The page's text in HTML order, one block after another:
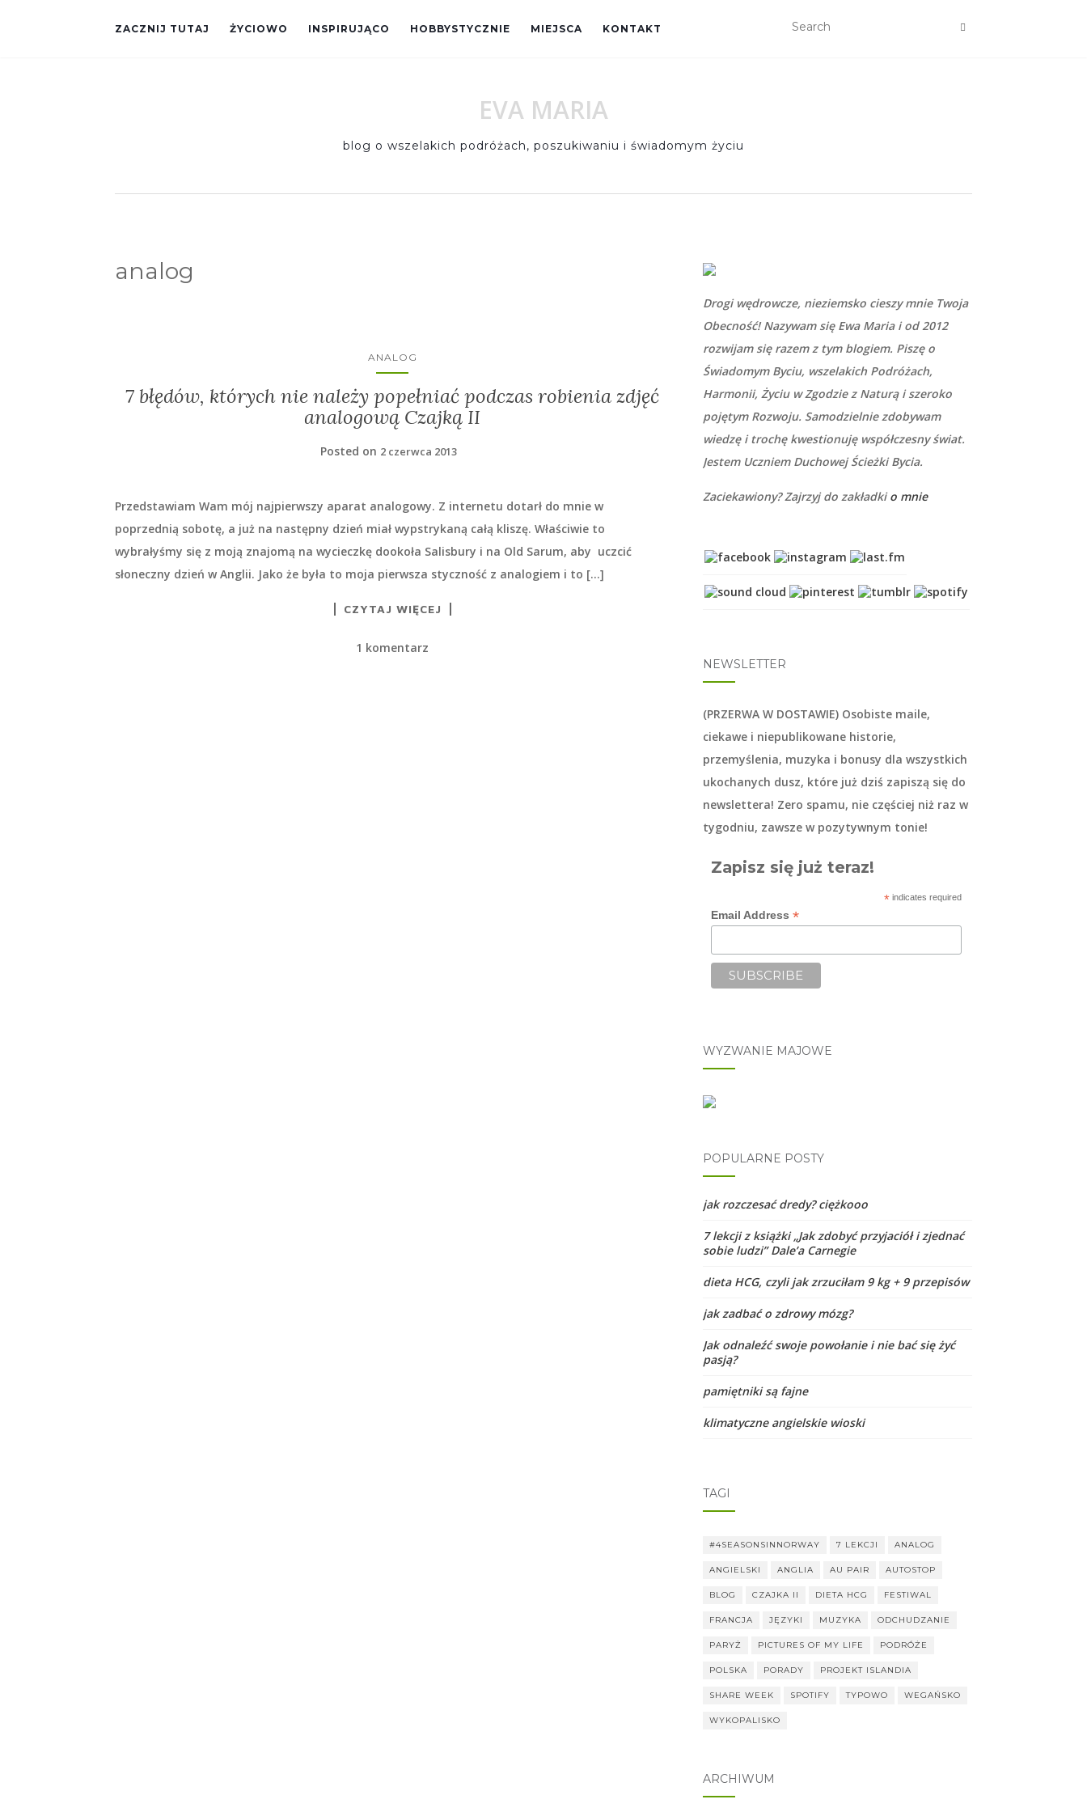
ZACZNIJ TUTAJ ŻYCIOWO INSPIRUJĄCO HOBBYSTYCZNIE MIEJSCA KONTAKT
EVA MARIA
blog o wszelakich podróżach, poszukiwaniu i świadomym życiu
analog
ANALOG
7 błędów, których nie należy popełniać podczas robienia zdjęć
analogową Czajką II
Posted on 2 czerwca 2013
Przedstawiam Wam mój najpierwszy aparat analogowy. Z internetu dotarł do mnie w
poprzednią sobotę, a już na następny dzień miał wypstrykaną całą kliszę. Właściwie to
wybrałyśmy się z moją znajomą na wycieczkę dookoła Salisbury i na Old Sarum, aby uczcić
słoneczny dzień w Anglii. Jako że była to moja pierwsza styczność z analogiem i to […]
CZYTAJ WIĘCEJ
1 komentarz
Drogi wędrowcze, nieziemsko cieszy mnie Twoja
Obecność! Nazywam się Ewa Maria i od 2012
rozwijam się razem z tym blogiem. Piszę o
Świadomym Byciu, wszelakich Podróżach,
Harmonii, Życiu w Zgodzie z Naturą i szeroko
pojętym Rozwoju. Samodzielnie zdobywam
wiedzę i trochę kwestionuję współczesny świat.
Jestem Uczniem Duchowej Ścieżki Bycia.
Zaciekawiony? Zajrzyj do zakładkio mnie
NEWSLETTER
(PRZERWA W DOSTAWIE) Osobiste maile,
ciekawe i niepublikowane historie,
przemyślenia, muzyka i bonusy dla wszystkich
ukochanych dusz, które już dziś zapiszą się do
newslettera! Zero spamu, nie częściej niż raz w
tygodniu, zawsze w pozytywnym tonie!
Zapisz się już teraz!
* indicates required
Email Address *
WYZWANIE MAJOWE
POPULARNE POSTY
jak rozczesać dredy? ciężkooo
7 lekcji z książki „Jak zdobyć przyjaciół i zjednać
sobie ludzi” Dale’a Carnegie
dieta HCG, czyli jak zrzuciłam 9 kg + 9 przepisów
jak zadbać o zdrowy mózg?
Jak odnaleźć swoje powołanie i nie bać się żyć
pasją?
pamiętniki są fajne
klimatyczne angielskie wioski
TAGI
#4SEASONSINNORWAY 7 LEKCJI ANALOG
ANGIELSKI ANGLIA AU PAIR AUTOSTOP
BLOG CZAJKA II DIETA HCG FESTIWAL
FRANCJA JĘZYKI MUZYKA ODCHUDZANIE
PARYŻ PICTURES OF MY LIFE PODRÓŻE
POLSKA PORADY PROJEKT ISLANDIA
SHARE WEEK SPOTIFY TYPOWO WEGAŃSKO
WYKOPALISKO
ARCHIWUM